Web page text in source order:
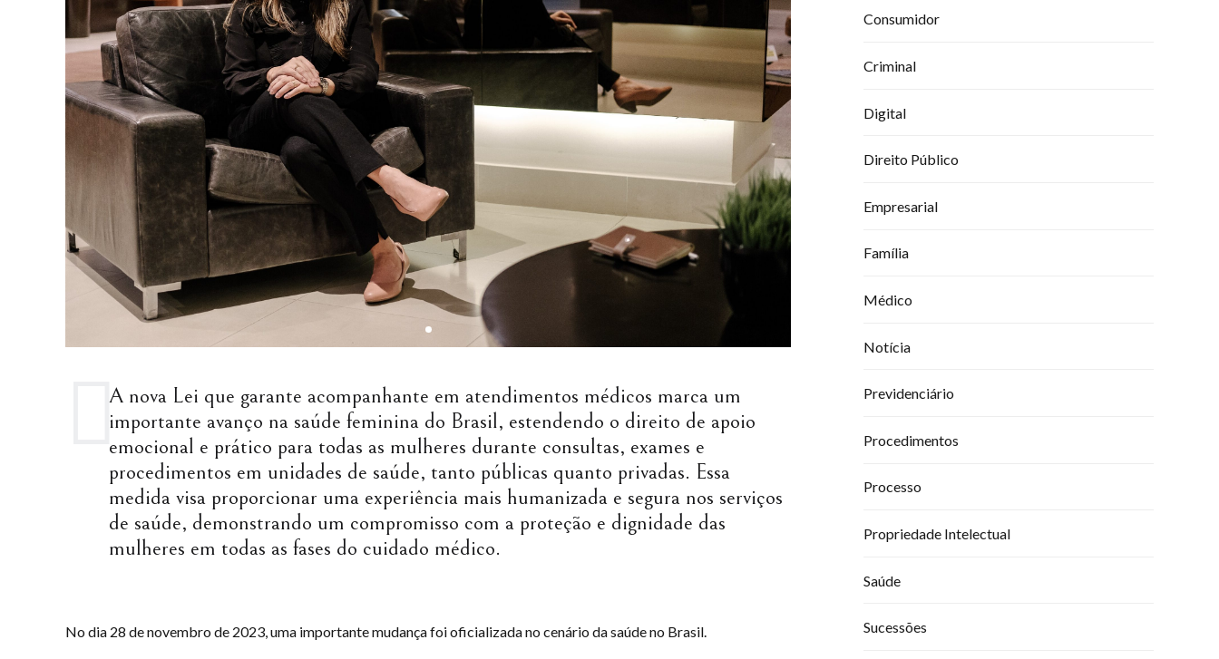
A nova Lei que garante acompanhante em atendimentos médicos marca um
importante avanço na saúde feminina do Brasil, estendendo o direito de apoio
emocional e prático para todas as mulheres durante consultas, exames e
procedimentos em unidades de saúde, tanto públicas quanto privadas. Essa
medida visa proporcionar uma experiência mais humanizada e segura nos serviços
de saúde, demonstrando um compromisso com a proteção e dignidade das
mulheres em todas as fases do cuidado médico.
No dia 28 de novembro de 2023, uma importante mudança foi oficializada no cenário da saúde no Brasil.
Consumidor
Criminal
Digital
Direito Público
Empresarial
Família
Médico
Notícia
Previdenciário
Procedimentos
Processo
Propriedade Intelectual
Saúde
Sucessões